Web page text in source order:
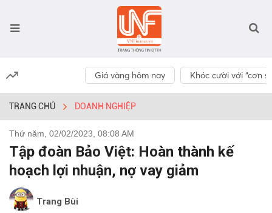
Giá vàng hôm nay Khóc cười với “cơn
TRANG CHỦ DOANH NGHIỆP
Thứ năm, 02/02/2023, 08:08 AM
Tập đoàn Bảo Việt: Hoàn thành kế
hoạch lợi nhuận, nợ vay giảm
Trang Bùi